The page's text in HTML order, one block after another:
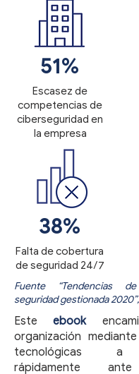
51%
Escasez de
competencias de
ciberseguridad en
la empresa
38%
Falta de cobertura
de seguridad 24/7
Fuente “Tendencias
seguridad gestionada
Esteebook
organización
tecnológicas a
rápidamente